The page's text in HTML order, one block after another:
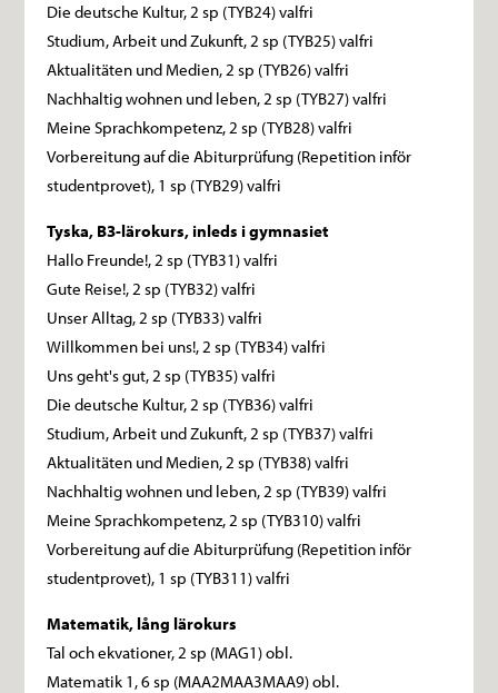
Die deutsche Kultur, 2 sp (TYB24) valfri
Studium, Arbeit und Zukunft, 2 sp (TYB25) valfri
Aktualitäten und Medien, 2 sp (TYB26) valfri
Nachhaltig wohnen und leben, 2 sp (TYB27) valfri
Meine Sprachkompetenz, 2 sp (TYB28) valfri
Vorbereitung auf die Abiturprüfung (Repetition inför
studentprovet), 1 sp (TYB29) valfri
Tyska, B3-lärokurs, inleds i gymnasiet
Hallo Freunde!, 2 sp (TYB31) valfri
Gute Reise!, 2 sp (TYB32) valfri
Unser Alltag, 2 sp (TYB33) valfri
Willkommen bei uns!, 2 sp (TYB34) valfri
Uns geht's gut, 2 sp (TYB35) valfri
Die deutsche Kultur, 2 sp (TYB36) valfri
Studium, Arbeit und Zukunft, 2 sp (TYB37) valfri
Aktualitäten und Medien, 2 sp (TYB38) valfri
Nachhaltig wohnen und leben, 2 sp (TYB39) valfri
Meine Sprachkompetenz, 2 sp (TYB310) valfri
Vorbereitung auf die Abiturprüfung (Repetition inför
studentprovet), 1 sp (TYB311) valfri
Matematik, lång lärokurs
Tal och ekvationer, 2 sp (MAG1) obl.
Matematik 1, 6 sp (MAA2MAA3MAA9) obl.